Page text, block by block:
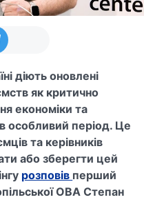
діють оновлені
як критично
економіки та
особливий період. Це
та керівників
або зберегти цей
розповів перший
ОВА Степан